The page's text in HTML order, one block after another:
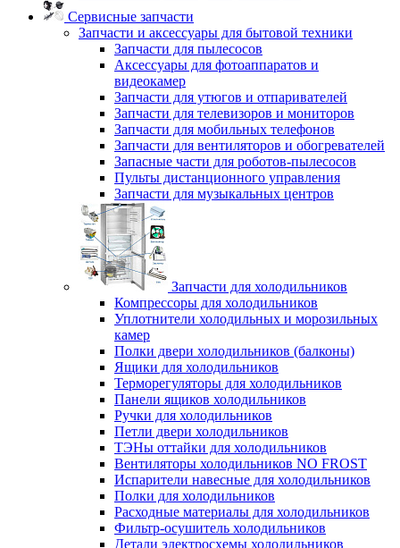
Сервисные запчасти
Запчасти и аксессуары для бытовой техники
Запчасти для пылесосов
Аксессуары для фотоаппаратов и
видеокамер
Запчасти для утюгов и отпаривателей
Запчасти для телевизоров и мониторов
Запчасти для мобильных телефонов
Запчасти для вентиляторов и обогревателей
Запасные части для роботов-пылесосов
Пульты дистанционного управления
Запчасти для музыкальных центров
Запчасти для холодильников
Компрессоры для холодильников
Уплотнители холодильных и морозильных
камер
Полки двери холодильников (балконы)
Ящики для холодильников
Терморегуляторы для холодильников
Панели ящиков холодильников
Ручки для холодильников
Петли двери холодильников
ТЭНы оттайки для холодильников
Вентиляторы холодильников NO FROST
Испарители навесные для холодильников
Полки для холодильников
Расходные материалы для холодильников
Фильтр-осушитель холодильников
Детали электросхемы холодильников